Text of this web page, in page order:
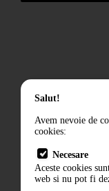
Salut!
Avem nevoie de
cookies:
Necesare
Aceste cookies
web si nu pot fi